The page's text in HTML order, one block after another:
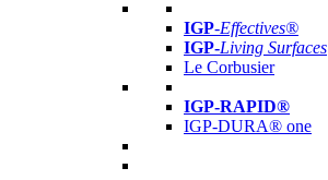
IGP-Effectives®
IGP-Living Surfaces
Le Corbusier
IGP-RAPID®
IGP-DURA® one